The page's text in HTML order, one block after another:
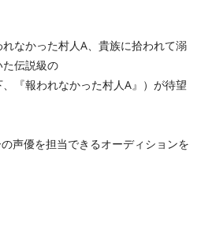
なかった村人A、貴族に拾われて溺
伝説級の
『報われなかった村人A』）が待望
声優を担当できるオーディションを